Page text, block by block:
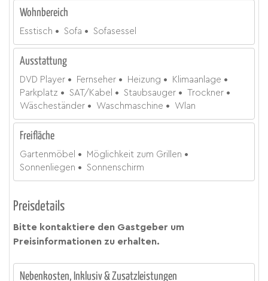
Wohnbereich
Esstisch Sofa Sofasessel
Ausstattung
DVD Player Fernseher Heizung
Klimaanlage
Parkplatz
SAT/Kabel Staubsauger
Trockner
Wäscheständer
Waschmaschine Wlan
Freifläche
Gartenmöbel
Möglichkeit zum Grillen
Sonnenliegen
Sonnenschirm
Preisdetails
Bitte kontaktiere den Gastgeber um
Preisinformationen zu erhalten.
Nebenkosten, Inklusiv & Zusatzleistungen